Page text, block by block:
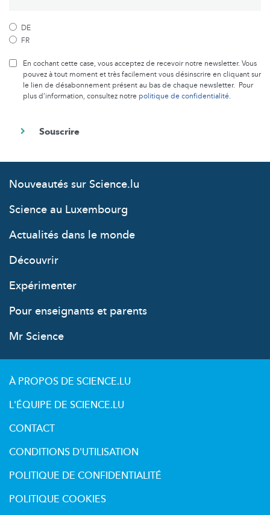
DE
FR
En cochant cette case, vous acceptez de recevoir notre newsletter. Vous
pouvez à tout moment et très facilement vous désinscrire en cliquant sur
le lien de désabonnement présent au bas de chaque newsletter. Pour
plus d’information, consultez notre politique de confidentialité.
Nouveautés sur Science.lu
Science au Luxembourg
Actualités dans le monde
Découvrir
Expérimenter
Pour enseignants et parents
Mr Science
À PROPOS DE SCIENCE.LU
L'ÉQUIPE DE SCIENCE.LU
CONTACT
CONDITIONS D'UTILISATION
POLITIQUE DE CONFIDENTIALITÉ
POLITIQUE COOKIES